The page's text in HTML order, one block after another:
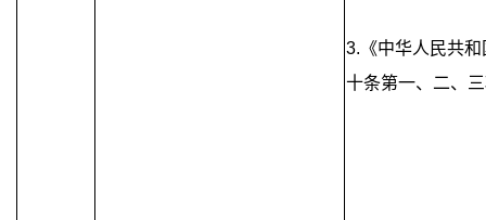
3.《中华人民共
十条第一、二、